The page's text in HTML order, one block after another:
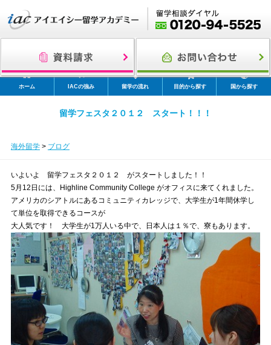
ホーム IACの強み 留学の流れ 目的から探す 国から探す
留学フェスタ２０１２ スタート！！！
海外留学> ブログ
いよいよ 留学フェスタ２０１２ がスタートしました！！
5月12日には、Highline Community College がオフィスに来てくれました。
アメリカのシアトルにあるコミュニティカレッジで、大学生が1年間休学し
て単位を取得できるコースが
大人気です！ 大学生が1万人いる中で、日本人は１％で、寮もあります。